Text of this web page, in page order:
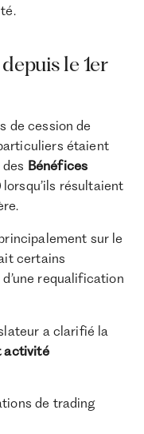
le 1er
de cession de
étaient
Bénéfices
lorsqu’ils résultaient
sur le
certains
requalification
a clarifié la
activité
de trading